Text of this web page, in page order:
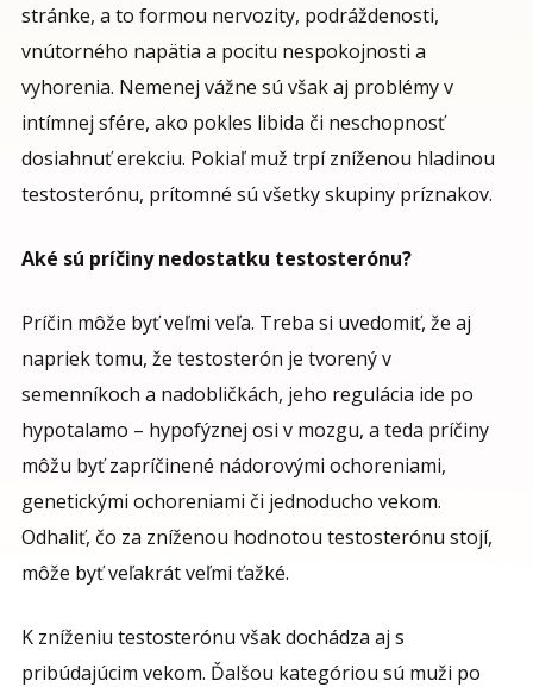
stránke, a to formou nervozity, podráždenosti,
vnútorného napätia a pocitu nespokojnosti a
vyhorenia. Nemenej vážne sú však aj problémy v
intímnej sfére, ako pokles libida či neschopnosť
dosiahnuť erekciu. Pokiaľ muž trpí zníženou hladinou
testosterónu, prítomné sú všetky skupiny príznakov.
Aké sú príčiny nedostatku testosterónu?
Príčin môže byť veľmi veľa. Treba si uvedomiť, že aj
napriek tomu, že testosterón je tvorený v
semenníkoch a nadobličkách, jeho regulácia ide po
hypotalamo – hypofýznej osi v mozgu, a teda príčiny
môžu byť zapríčinené nádorovými ochoreniami,
genetickými ochoreniami či jednoducho vekom.
Odhaliť, čo za zníženou hodnotou testosterónu stojí,
môže byť veľakrát veľmi ťažké.
K zníženiu testosterónu však dochádza aj s
pribúdajúcim vekom. Ďalšou kategóriou sú muži po